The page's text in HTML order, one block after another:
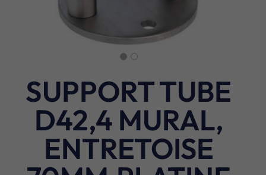
SUPPORT TUBE
D42,4 MURAL,
ENTRETOISE